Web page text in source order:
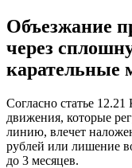
Объезжание
через
карательные
Согласно статье
движения, которые
линию, влечет
рублей или лишение
до 3 месяцев.